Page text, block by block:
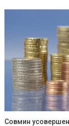
Совмин